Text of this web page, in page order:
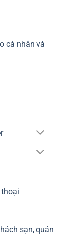
cá nhân và
sạn, quán